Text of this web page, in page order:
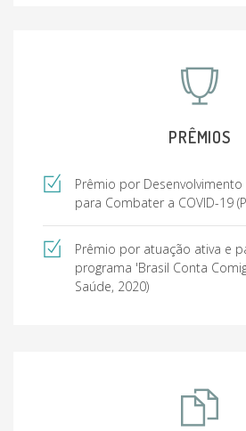
PRÊMIOS
Prêmio por Desenvolvimento
para Combater a COVID-19
Prêmio por atuação ativa e
programa 'Brasil Conta
Saúde, 2020)